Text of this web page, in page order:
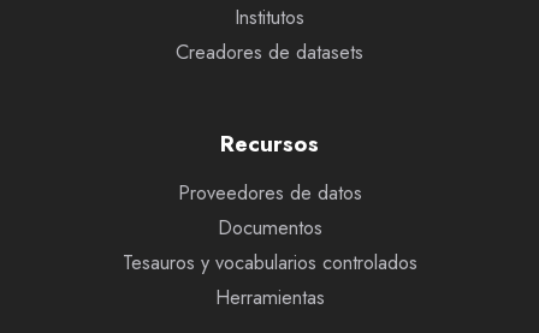
Institutos
Creadores de datasets
Recursos
Proveedores de datos
Documentos
Tesauros y vocabularios controlados
Herramientas